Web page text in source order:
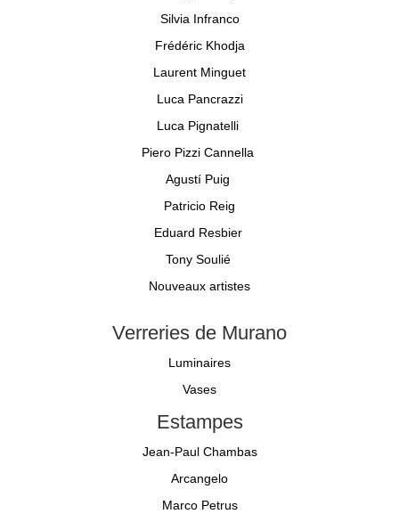
Silvia Infranco
Frédéric Khodja
Laurent Minguet
Luca Pancrazzi
Luca Pignatelli
Piero Pizzi Cannella
Agustí Puig
Patricio Reig
Eduard Resbier
Tony Soulié
Nouveaux artistes
Verreries de Murano
Luminaires
Vases
Estampes
Jean-Paul Chambas
Arcangelo
Marco Petrus